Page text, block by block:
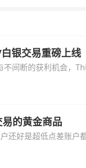
银交易重磅上线
不间断的获利机会，
的核心交易品种、杠
的黄金商品
还好是超低点差账户